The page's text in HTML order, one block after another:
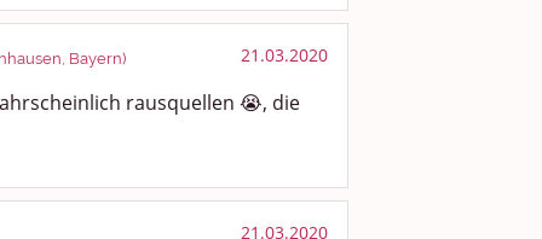
Bayern) 21.03.2020
rausquellen 😭, die
21.03.2020